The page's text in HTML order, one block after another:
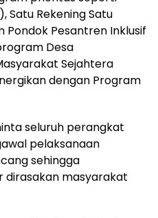
Satu Rekening Satu
Pondok Pesantren Inklusif
Desa
Sejahtera
dengan Program
seluruh perangkat
pelaksanaan
sehingga
masyarakat